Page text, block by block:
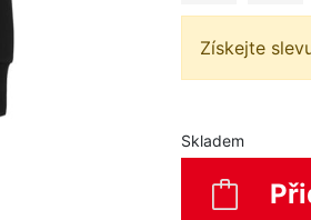
Získejte
Skladem